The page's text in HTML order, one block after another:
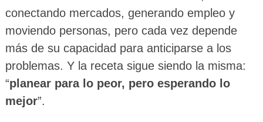
conectando mercados, generando empleo y
moviendo personas, pero cada vez depende
más de su capacidad para anticiparse a los
problemas. Y la receta sigue siendo la misma:
“planear para lo peor, pero esperando lo
mejor”.